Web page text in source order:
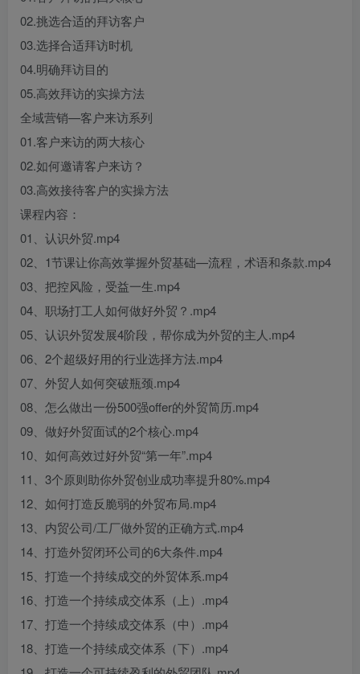
02.挑选合适的拜访客户
03.选择合适拜访时机
04.明确拜访目的
05.高效拜访的实操方法
全域营销—客户来访系列
01.客户来访的两大核心
02.如何邀请客户来访？
03.高效接待客户的实操方法
课程内容：
01、认识外贸.mp4
02、1节课让你高效掌握外贸基础—流程，术语和条款.mp4
03、把控风险，受益一生.mp4
04、职场打工人如何做好外贸？.mp4
05、认识外贸发展4阶段，帮你成为外贸的主人.mp4
06、2个超级好用的行业选择方法.mp4
07、外贸人如何突破瓶颈.mp4
08、怎么做出一份500强offer的外贸简历.mp4
09、做好外贸面试的2个核心.mp4
10、如何高效过好外贸“第一年”.mp4
11、3个原则助你外贸创业成功率提升80%.mp4
12、如何打造反脆弱的外贸布局.mp4
13、内贸公司/工厂做外贸的正确方式.mp4
14、打造外贸闭环公司的6大条件.mp4
15、打造一个持续成交的外贸体系.mp4
16、打造一个持续成交体系（上）.mp4
17、打造一个持续成交体系（中）.mp4
18、打造一个持续成交体系（下）.mp4